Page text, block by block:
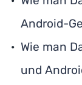
Android-
Wie man
und